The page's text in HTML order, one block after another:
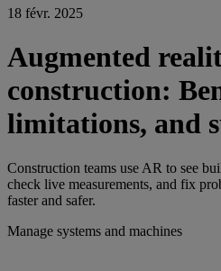
18 févr. 2025
Augmented
construction:
limitations, and
Construction teams use AR to see
check live measurements, and fix
faster and safer.
Manage systems and machines